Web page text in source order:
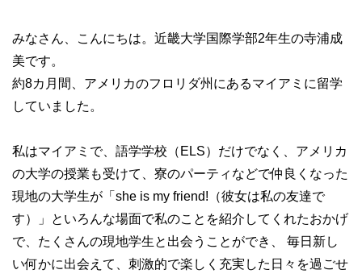
みなさん、こんにちは。近畿大学国際学部2年生の寺浦成
美です。
約8カ月間、アメリカのフロリダ州にあるマイアミに留学
していました。
私はマイアミで、語学学校（ELS）だけでなく、アメリカ
の大学の授業も受けて、寮のパーティなどで仲良くなった
現地の大学生が「she is my friend!（彼女は私の友達で
す）」といろんな場面で私のことを紹介してくれたおかげ
で、たくさんの現地学生と出会うことができ、 毎日新し
い何かに出会えて、刺激的で楽しく充実した日々を過ごせ